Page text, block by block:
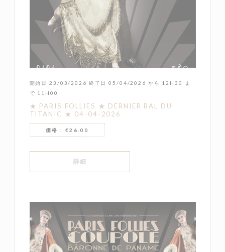
開始日 23/03/2026 終了日 05/04/2026 から 12H30 ま
で 11H00
★ PARIS FOLLIES ★ DERNIER BAL DU
TITANIC ★ 04-04-2026
価格 : €26.00
詳細